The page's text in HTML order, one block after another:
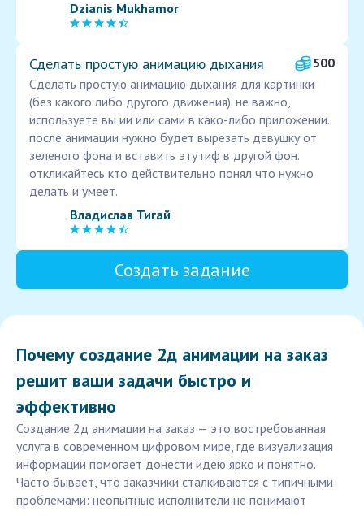
Dzianis Mukhamor
Сделать простую анимацию дыхания
500
Сделать простую анимацию дыхания для картинки
(без какого либо другого движения). не важно,
используете вы ии или сами в како-либо приложении.
после анимации нужно будет вырезать девушку от
зеленого фона и вставить эту гиф в другой фон.
откликайтесь кто действительно понял что нужно
делать и умеет.
Владислав Тигай
Создать задание
Почему создание 2д анимации на заказ
решит ваши задачи быстро и
эффективно
Создание 2д анимации на заказ — это востребованная
услуга в современном цифровом мире, где визуализация
информации помогает донести идею ярко и понятно.
Часто бывает, что заказчики сталкиваются с типичными
проблемами: неопытные исполнители не понимают